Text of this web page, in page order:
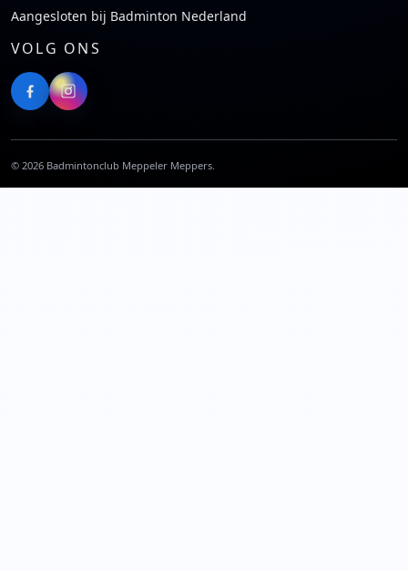
Aangesloten bij Badminton Nederland
VOLG ONS
© 2026 Badmintonclub Meppeler Meppers.